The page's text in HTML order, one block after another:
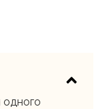
одного